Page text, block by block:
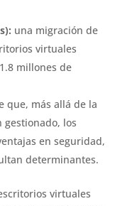
una migración de
virtuales
millones de
que, más allá de la
los
en seguridad,
determinantes.
virtuales